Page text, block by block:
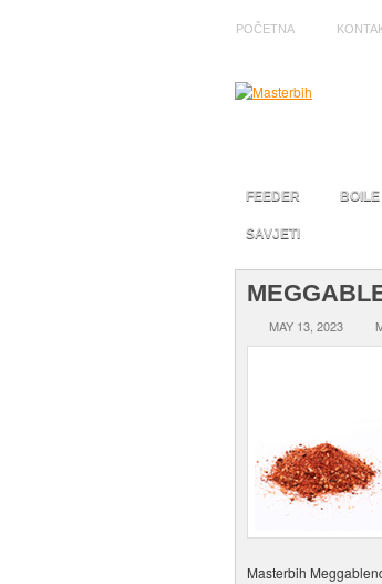
POČETNA
FEEDER BOILE
SAVJETI
MAY 13, 2023
Masterbih